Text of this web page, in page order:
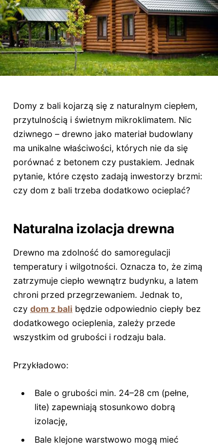
Domy z bali kojarzą się z naturalnym ciepłem,
przytulnością i świetnym mikroklimatem. Nic
dziwnego – drewno jako materiał budowlany
ma unikalne właściwości, których nie da się
porównać z betonem czy pustakiem. Jednak
pytanie, które często zadają inwestorzy brzmi:
czy dom z bali trzeba dodatkowo ocieplać?
Naturalna izolacja drewna
Drewno ma zdolność do samoregulacji
temperatury i wilgotności. Oznacza to, że zimą
zatrzymuje ciepło wewnątrz budynku, a latem
chroni przed przegrzewaniem. Jednak to,
czy dom z bali będzie odpowiednio ciepły bez
dodatkowego ocieplenia, zależy przede
wszystkim od grubości i rodzaju bala.
Przykładowo:
Bale o grubości min. 24–28 cm (pełne,
lite) zapewniają stosunkowo dobrą
izolację,
Bale klejone warstwowo mogą mieć